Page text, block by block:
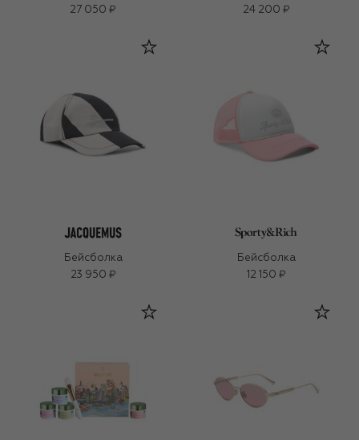
27 050 ₽
24 200 ₽
Бейсболка
23 950 ₽
Бейсболка
12 150 ₽